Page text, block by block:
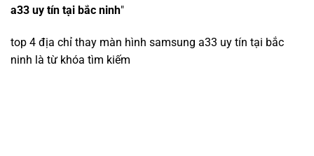
a33 uy tín tại bắc ninh"
top 4 địa chỉ thay màn hình samsung a33 uy tín tại bắc
ninh là từ khóa tìm kiếm